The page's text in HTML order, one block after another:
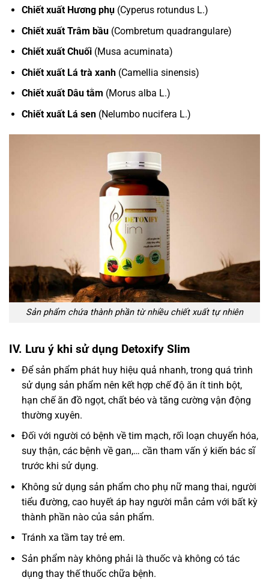
Chiết xuất Hương phụ(Cyperus rotundus L.)
Chiết xuất Trâm bầu(Combretum quadrangulare)
Chiết xuất Chuối(Musa acuminata)
Chiết xuất Lá trà xanh(Camellia sinensis)
Chiết xuất Dâu tằm (Morus alba L.)
Chiết xuất Lá sen(Nelumbo nucifera L.)
Sản phẩm chứa thành phần từ nhiều chiết xuất tự nhiên
IV. Lưu ý khi sử dụng Detoxify Slim
Để sản phẩm phát huy hiệu quả nhanh, trong quá trình
sử dụng sản phẩm nên kết hợp chế độ ăn ít tinh bột,
hạn chế ăn đồ ngọt, chất béo và tăng cường vận động
thường xuyên.
Đối với người có bệnh về tim mạch, rối loạn chuyển hóa,
suy thận, các bệnh về gan,… cần tham vấn ý kiến bác sĩ
trước khi sử dụng.
Không sử dụng sản phẩm cho phụ nữ mang thai, người
tiểu đường, cao huyết áp hay người mẫn cảm với bất kỳ
thành phần nào của sản phẩm.
Tránh xa tầm tay trẻ em.
Sản phẩm này không phải là thuốc và không có tác
dụng thay thế thuốc chữa bệnh.